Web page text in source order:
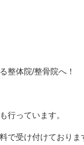
整体院/整骨院へ！
行っています。
で受け付けておりま